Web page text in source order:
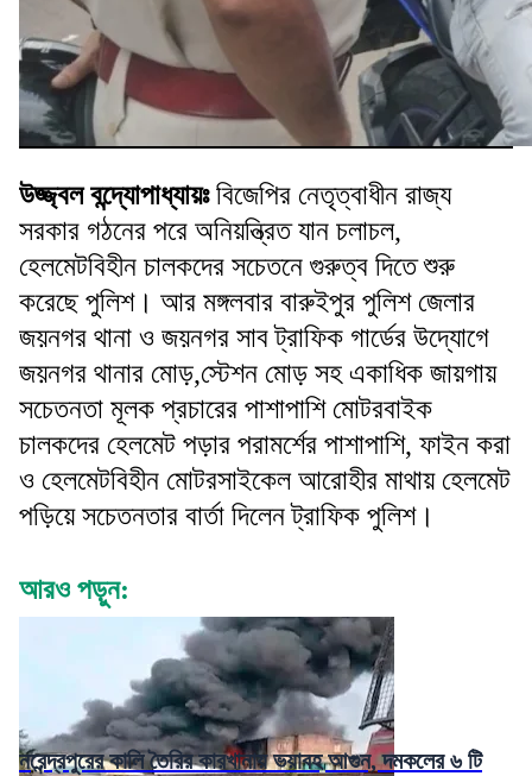
উজ্জ্বল বন্দ্যোপাধ্যায়ঃবিজেপির নেতৃত্বাধীন রাজ্য
সরকার গঠনের পরে অনিয়ন্ত্রিত যান চলাচল,
হেলমেটবিহীন চালকদের সচেতনে গুরুত্ব দিতে শুরু
করেছে পুলিশ। আর মঙ্গলবার বারুইপুর পুলিশ জেলার
জয়নগর থানা ও জয়নগর সাব ট্রাফিক গার্ডের উদ্যোগে
জয়নগর থানার মোড়,স্টেশন মোড় সহ একাধিক জায়গায়
সচেতনতা মূলক প্রচারের পাশাপাশি মোটরবাইক
চালকদের হেলমেট পড়ার পরামর্শের পাশাপাশি, ফাইন করা
ও হেলমেটবিহীন মোটরসাইকেল আরোহীর মাথায় হেলমেট
পড়িয়ে সচেতনতার বার্তা দিলেন ট্রাফিক পুলিশ।
আরও পড়ুন:
নরেন্দ্রপুরের কালি তৈরির কারখানায় ভয়াবহ আগুন, দমকলের ৬ টি